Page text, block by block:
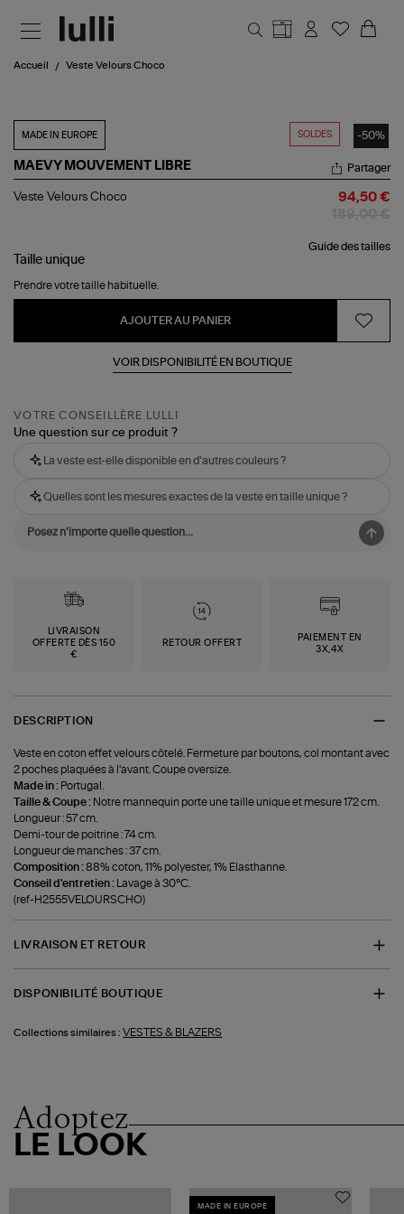
Accueil Veste Velours Choco
SOLDES -50%
MADE IN EUROPE
MAEVY MOUVEMENT LIBRE
Veste
Partager
Veste Velours Choco 94,50 €
Guide des tailles
Taille unique
Prendre votre taille habituelle.
AJOUTER AU PANIER
VOIR DISPONIBILITÉ EN BOUTIQUE
VOTRE CONSEILLÈRE LULLI
Une question sur ce produit ?
La veste est-elle disponible en d'autres couleurs ?
Quelles sont les mesures exactes de la veste en taille unique ?
LIVRAISON
OFFERTE DÈS 150
€
RETOUR OFFERT
PAIEMENT EN
3X,4X
DESCRIPTION
Veste en coton effet velours côtelé. Fermeture par boutons, col montant avec
2 poches plaquées à l'avant. Coupe oversize.
Made in : Portugal.
Taille & Coupe : Notre mannequin porte une taille unique et mesure 172 cm.
Longueur : 57 cm.
Demi-tour de poitrine : 74 cm.
Longueur de manches : 37 cm.
Composition :88% coton, 11% polyester, 1% Elasthanne.
Conseil d'entretien : Lavage à 30°C.
(ref-H2555VELOURSCHO)
LIVRAISON ET RETOUR
DISPONIBILITÉ BOUTIQUE
Collections similaires : VESTES & BLAZERS
Adoptez
LE LOOK
MADE IN EUROPE